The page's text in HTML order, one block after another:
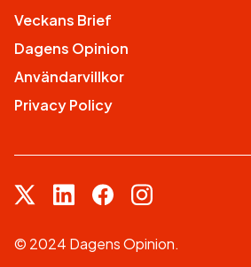
Veckans Brief
Dagens Opinion
Användarvillkor
Privacy Policy
© 2024 Dagens Opinion.